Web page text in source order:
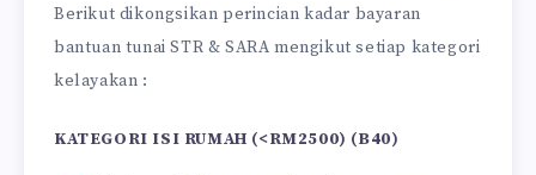
Berikut dikongsikan perincian kadar bayaran
bantuan tunai STR & SARA mengikut setiap kategori
kelayakan :
KATEGORI ISI RUMAH (<RM2500) (B40)